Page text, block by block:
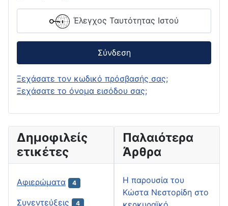
Έλεγχος Ταυτότητας Ιστού
Σύνδεση
Ξεχάσατε τον κωδικό πρόσβασής σας;
Ξεχάσατε το όνομα εισόδου σας;
Δημοφιλείς
ετικέτες
Αφιερώματα 4
Συνεντεύξεις 4
Παλαιότερα
Άρθρα
H παρουσία του
Κώστα Νεστορίδη στο